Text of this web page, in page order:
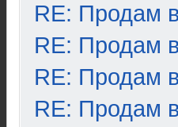
RE: Продам
RE: Продам
RE: Продам
RE: Продам